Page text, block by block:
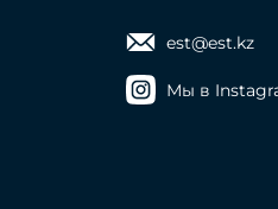
est@est.kz
Мы в